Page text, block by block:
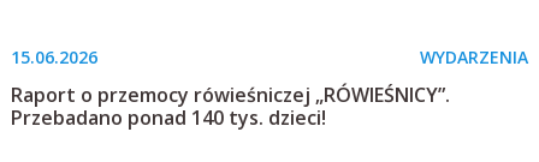
15.06.2026 WYDARZENIA
Raport o przemocy rówieśniczej „RÓWIEŚNICY”.
Przebadano ponad 140 tys. dzieci!